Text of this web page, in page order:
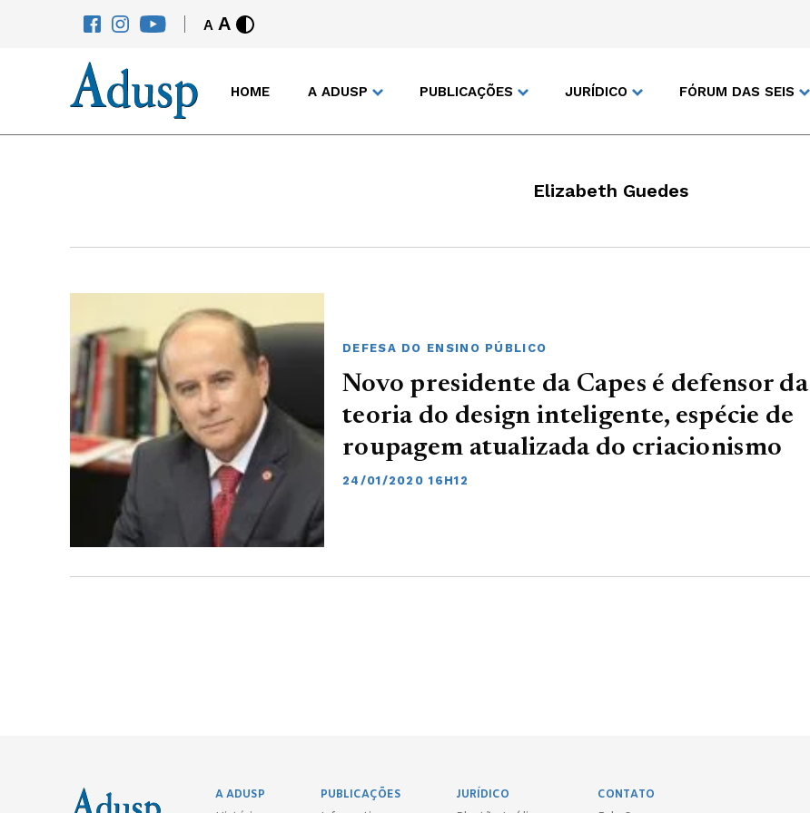
A A
HOME A ADUSP PUBLICAÇÕES JURÍDICO FÓRUM DAS SEIS
Elizabeth Guedes
DEFESA DO ENSINO PÚBLICO
Novo presidente da Capes é defensor da
teoria do design inteligente, espécie de
roupagem atualizada do criacionismo
24/01/2020 16H12
A ADUSP
PUBLICAÇÕES
JURÍDICO
CONTATO